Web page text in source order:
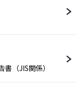
（JIS関係）